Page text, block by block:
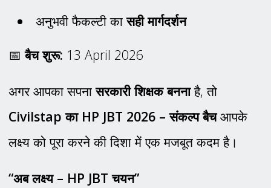
अनुभवी फैकल्टी कासही मार्गदर्शन
📅बैच शुरू: 13 April 2026
अगर आपका सपनासरकारी शिक्षक बननाहै, तो
Civilstap का HP JBT 2026 – संकल्प बैचआपके
लक्ष्य को पूरा करने की दिशा में एक मजबूत कदम है।
“अब लक्ष्य – HP JBT चयन”